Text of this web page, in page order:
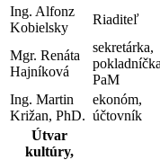
Ing. Alfonz
Kobielsky
Riaditeľ
Mgr. Renáta
Hajníková
sekretárka,
PaM
Ing. Martin
Križan, PhD.
ekonóm,
účtovník
Útvar
kultúry,